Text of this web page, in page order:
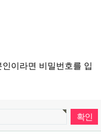
이라면 비밀번호를 입